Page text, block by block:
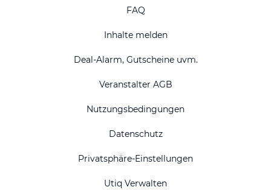
FAQ
Inhalte melden
Deal-Alarm, Gutscheine uvm.
Veranstalter AGB
Nutzungsbedingungen
Datenschutz
Privatsphäre-Einstellungen
Utiq Verwalten